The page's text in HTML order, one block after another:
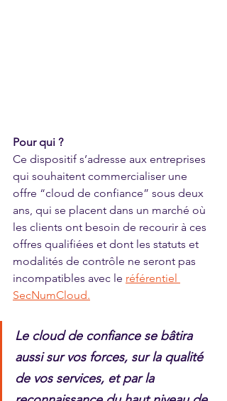
Pour qui ?
Ce dispositif s’adresse aux entreprises
qui souhaitent commercialiser une
offre “cloud de confiance” sous deux
ans, qui se placent dans un marché où
les clients ont besoin de recourir à ces
offres qualifiées et dont les statuts et
modalités de contrôle ne seront pas
incompatibles avec le référentiel
SecNumCloud.
Le cloud de confiance se bâtira
aussi sur vos forces, sur la qualité
de vos services, et par la